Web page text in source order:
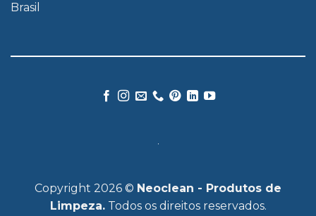
Brasil
Copyright 2026 © Neoclean - Produtos de
Limpeza.Todos os direitos reservados.